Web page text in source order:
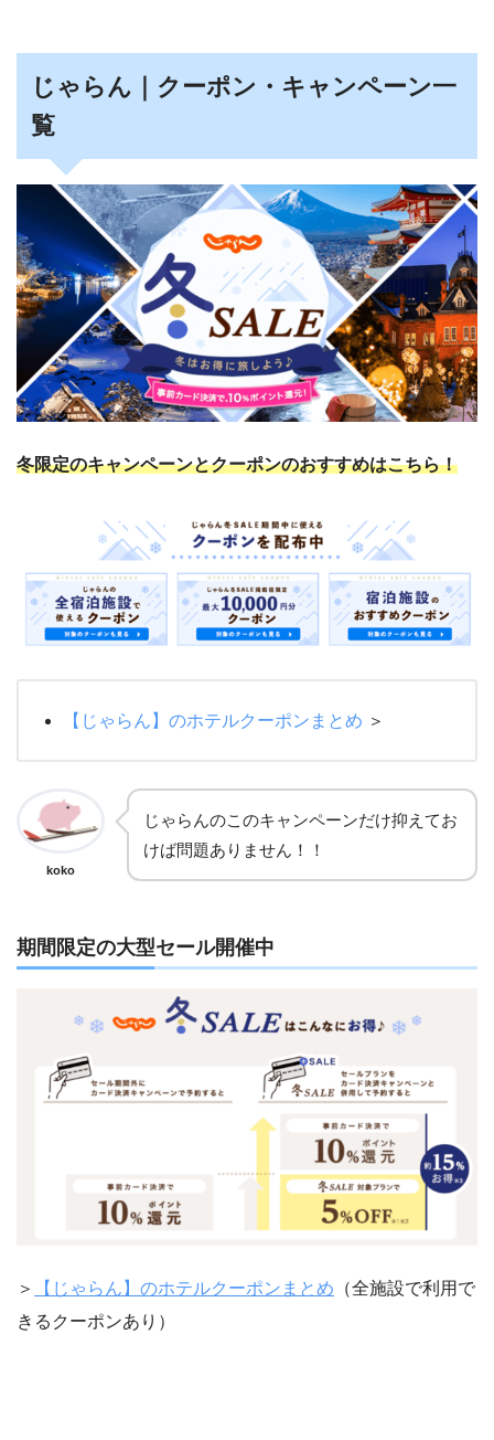
じゃらん｜クーポン・キャンペーン一
覧
冬限定のキャンペーンとクーポンのおすすめはこちら！
【じゃらん】 のホテルクーポンまとめ ＞
koko
じゃらんのこのキャンペーンだけ抑えてお
けば問題ありません！！
期間限定の大型セール開催中
＞ 【じゃらん】 のホテルクーポンまとめ （全施設で利用で
きるクーポンあり）